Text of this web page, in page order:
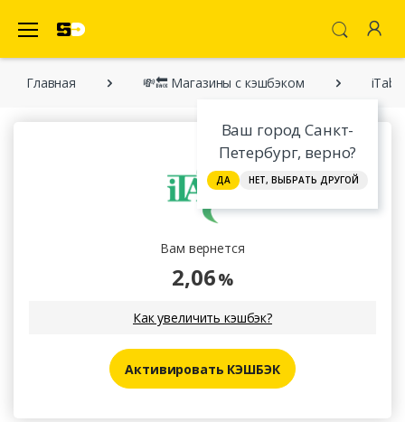
Ваш город Санкт-
Петербург, верно?
ДА НЕТ, ВЫБРАТЬ ДРУГОЙ
Главная 💸🔙 Магазины с кэшбэком iTab
Вам вернется
2,06%
Как увеличить кэшбэк?
Активировать КЭШБЭК